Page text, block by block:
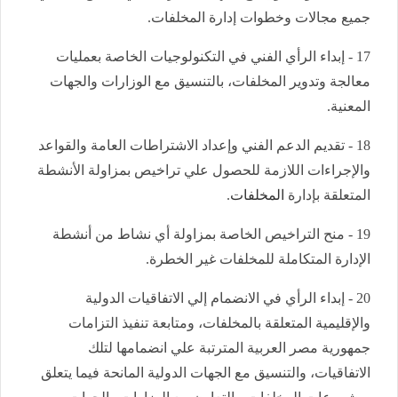
جميع مجالات وخطوات إدارة المخلفات.
17 - إبداء الرأي الفني في التكنولوجيات الخاصة بعمليات
معالجة وتدوير المخلفات، بالتنسيق مع الوزارات والجهات
المعنية.
18 - تقديم الدعم الفني وإعداد الاشتراطات العامة والقواعد
والإجراءات اللازمة للحصول علي تراخيص بمزاولة الأنشطة
المتعلقة بإدارة المخلفات.
19 - منح التراخيص الخاصة بمزاولة أي نشاط من أنشطة
الإدارة المتكاملة للمخلفات غير الخطرة.
20 - إبداء الرأي في الانضمام إلي الاتفاقيات الدولية
والإقليمية المتعلقة بالمخلفات، ومتابعة تنفيذ التزامات
جمهورية مصر العربية المترتبة علي انضمامها لتلك
الاتفاقيات، والتنسيق مع الجهات الدولية المانحة فيما يتعلق